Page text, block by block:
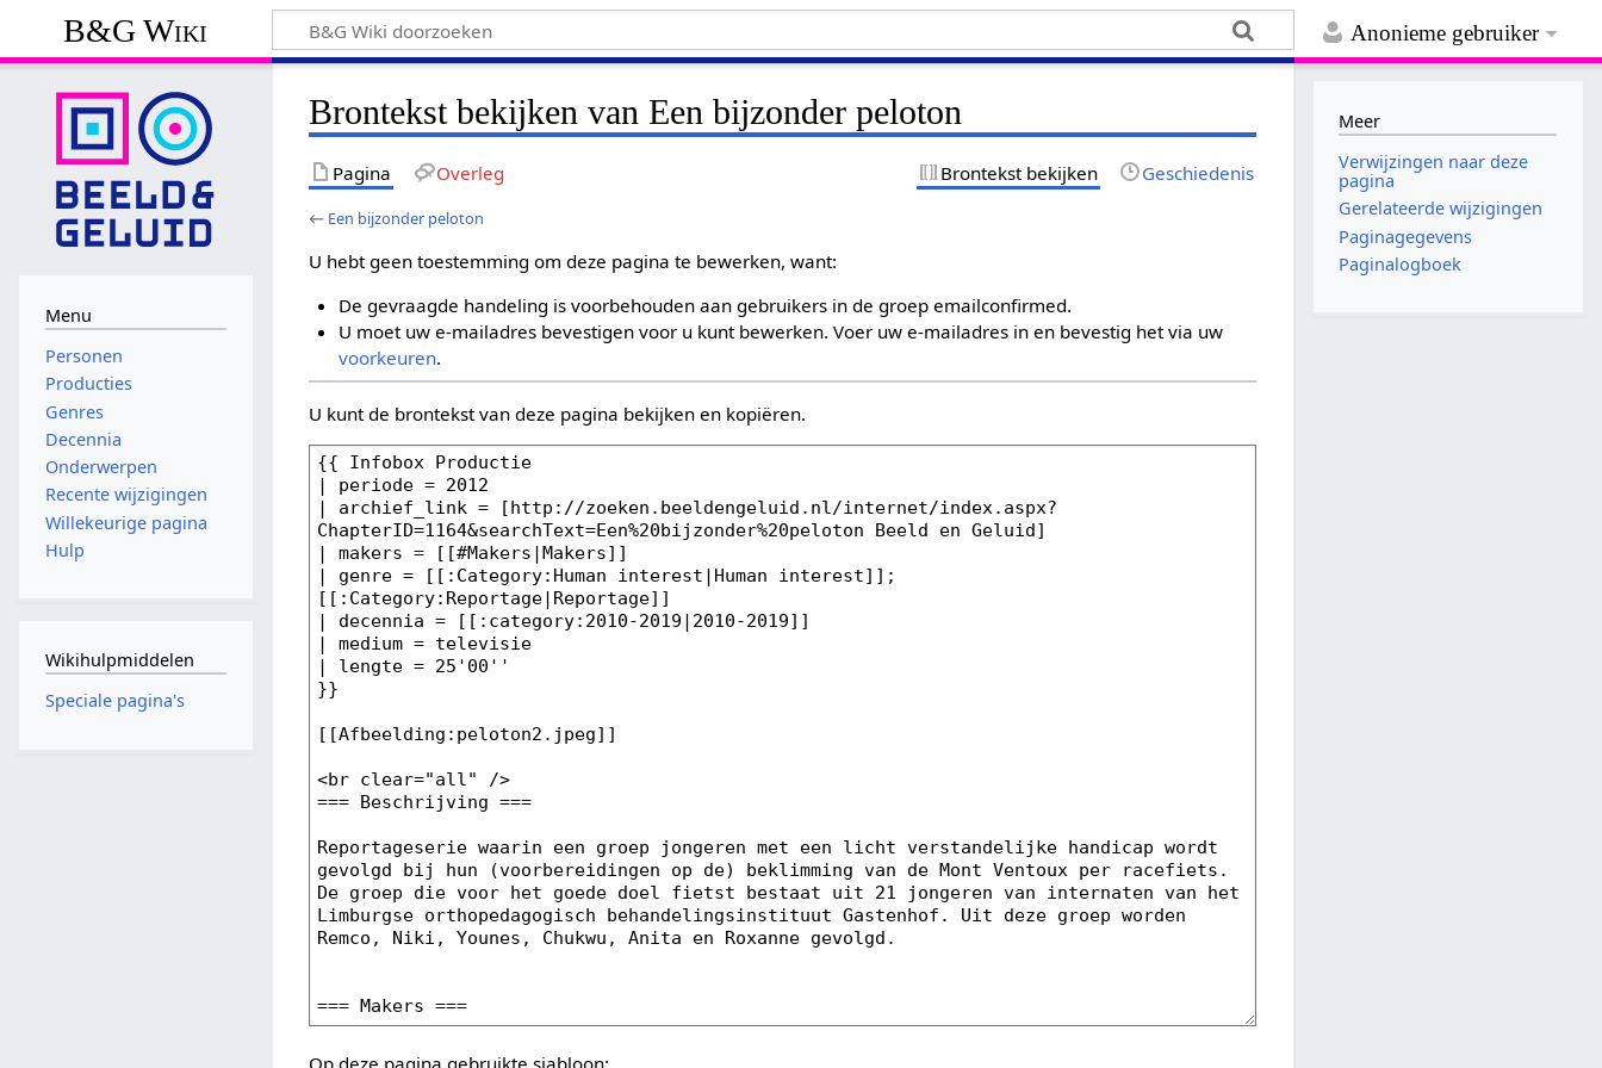
Anonieme gebruiker
B&G Wiki
Brontekst bekijken van Een bijzonder peloton
Pagina Overleg Brontekst bekijken Geschiedenis
← Een bijzonder peloton
U hebt geen toestemming om deze pagina te bewerken, want:
De gevraagde handeling is voorbehouden aan gebruikers in de groep emailconfirmed.
U moet uw e-mailadres bevestigen voor u kunt bewerken. Voer uw e-mailadres in en bevestig het via uw
voorkeuren.
U kunt de brontekst van deze pagina bekijken en kopiëren.
Op deze pagina gebruikte sjabloon:
Menu
Personen
Producties
Genres
Decennia
Onderwerpen
Recente wijzigingen
Willekeurige pagina
Hulp
Wikihulpmiddelen
Speciale pagina's
Meer
Verwijzingen naar deze
pagina
Gerelateerde wijzigingen
Paginagegevens
Paginalogboek